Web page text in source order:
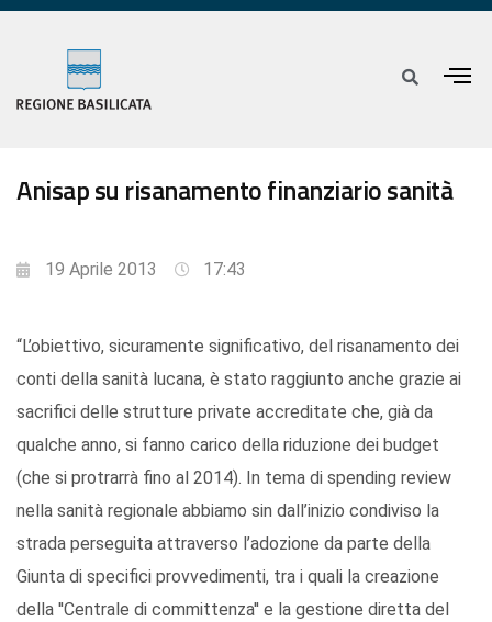
Anisap su risanamento finanziario sanità
19 Aprile 2013 17:43
“L’obiettivo, sicuramente significativo, del risanamento dei
conti della sanità lucana, è stato raggiunto anche grazie ai
sacrifici delle strutture private accreditate che, già da
qualche anno, si fanno carico della riduzione dei budget
(che si protrarrà fino al 2014). In tema di spending review
nella sanità regionale abbiamo sin dall’inizio condiviso la
strada perseguita attraverso l’adozione da parte della
Giunta di specifici provvedimenti, tra i quali la creazione
della ''Centrale di committenza'' e la gestione diretta del